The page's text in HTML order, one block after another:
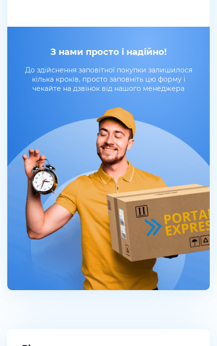
З нами просто і надійно!
До здійснення заповітної покупки залишилося
кілька кроків, просто заповніть цю форму і
чекайте на дзвінок від нашого менеджера